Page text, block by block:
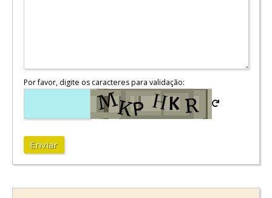
Por favor, digite os caracteres para validação:
Enviar